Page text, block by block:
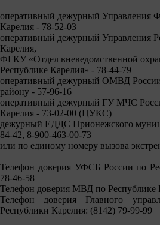
оперативный дежурный Управления
Карелия - 78-52-03
оперативный дежурный Управления
Карелия,
ФГКУ «Отдел вневедомственной
Республике Карелия» - 78-44-79
оперативный дежурный ОМВД
району - 57-96-16
оперативный дежурный ГУ МЧС
Карелия - 73-02-00 (ЦУКС)
дежурный ЕДДС Прионежского
84-42, 8-900-463-00-73
или по единому номеру вызова
Телефон доверия УФСБ России по
78-46-58
Телефон доверия МВД по Республике
Телефон доверия Главного
Республики Карелия: (8142) 79-99-99